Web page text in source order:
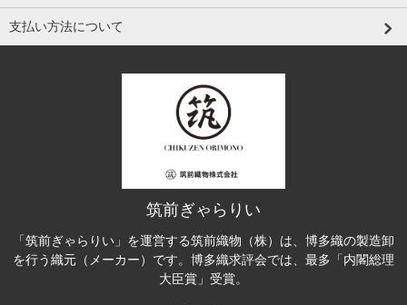
支払い方法について
筑前ぎゃらりい
「筑前ぎゃらりい」を運営する筑前織物（株）は、博多織の製造卸
を行う織元（メーカー）です。博多織求評会では、最多「内閣総理
大臣賞」受賞。